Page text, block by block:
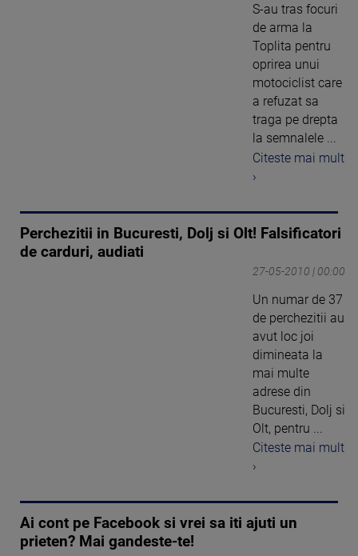
S-au tras focuri
de arma la
Toplita pentru
oprirea unui
motociclist care
a refuzat sa
traga pe drepta
la semnalele ...
Citeste mai mult
›
Perchezitii in Bucuresti, Dolj si Olt! Falsificatori
de carduri, audiati
27-05-2010 | 00:00
Un numar de 37
de perchezitii au
avut loc joi
dimineata la
mai multe
adrese din
Bucuresti, Dolj si
Olt, pentru ...
Citeste mai mult
›
Ai cont pe Facebook si vrei sa iti ajuti un
prieten? Mai gandeste-te!